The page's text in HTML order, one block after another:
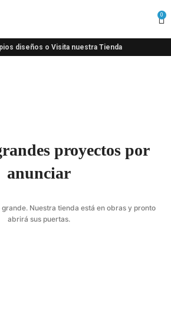
0
diseños o Visita nuestra Tienda
proyectos por
anunciar
Nuestra tienda está en obras y pronto
abrirá sus puertas.